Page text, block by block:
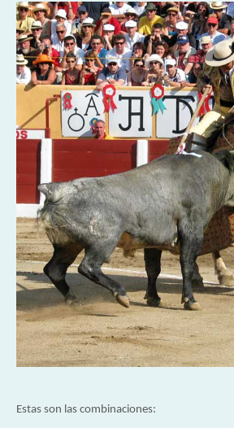
Estas son las combinaciones: